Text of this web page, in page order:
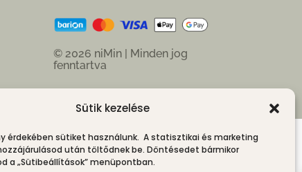
Sütik kezelése
érdekében sütiket használunk. A statisztikai és marketing
után töltődnek be. Döntésedet bármikor
a „Sütibeállítások” menüpontban.
© 2026 niMin | Minden jog
fenntartva